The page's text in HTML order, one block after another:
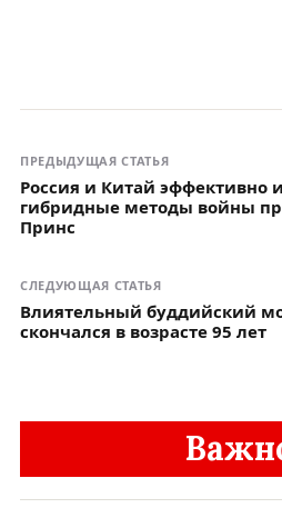
ПРЕДЫДУЩАЯ СТАТЬЯ
Россия и Китай эффективно
гибридные методы войны
Принс
СЛЕДУЮЩАЯ СТАТЬЯ
Влиятельный буддийский
скончался в возрасте 95 лет